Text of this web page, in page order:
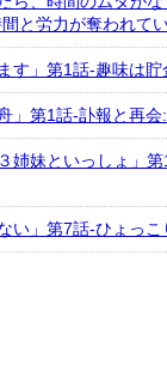
と労力が奪われて
す」第1話-趣味は
」第1話-訃報と再
姉妹といっしょ」
い」第7話-ひょっ